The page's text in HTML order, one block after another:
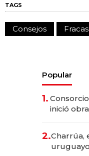
TAGS
Consejos
Popular
1.
inició
millones
2.Charrúa,